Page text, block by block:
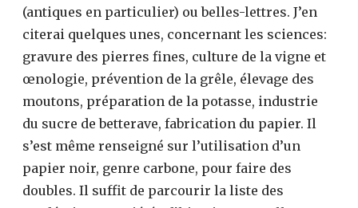
(antiques en particulier) ou belles-lettres. J’en
citerai quelques unes, concernant les sciences:
gravure des pierres fines, culture de la vigne et
œnologie, prévention de la grêle, élevage des
moutons, préparation de la potasse, industrie
du sucre de betterave, fabrication du papier. Il
s’est même renseigné sur l’utilisation d’un
papier noir, genre carbone, pour faire des
doubles. Il suffit de parcourir la liste des